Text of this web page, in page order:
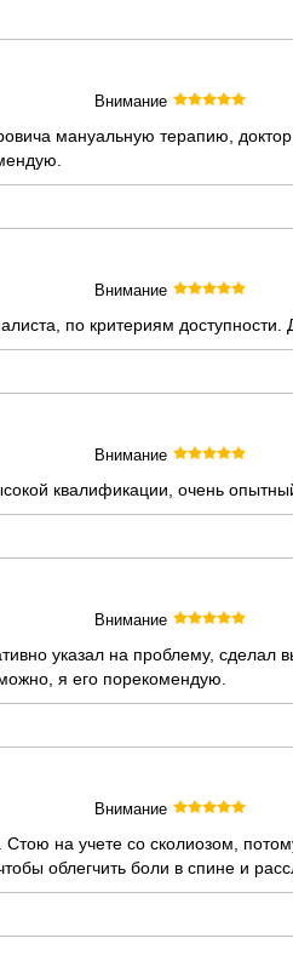
Внимание
мануальную терапию,
Внимание
по критериям
Внимание
квалификации, очень
Внимание
указал на проблему,
я его порекомендую.
Внимание
на учете со сколиозом,
облегчить боли в спине и